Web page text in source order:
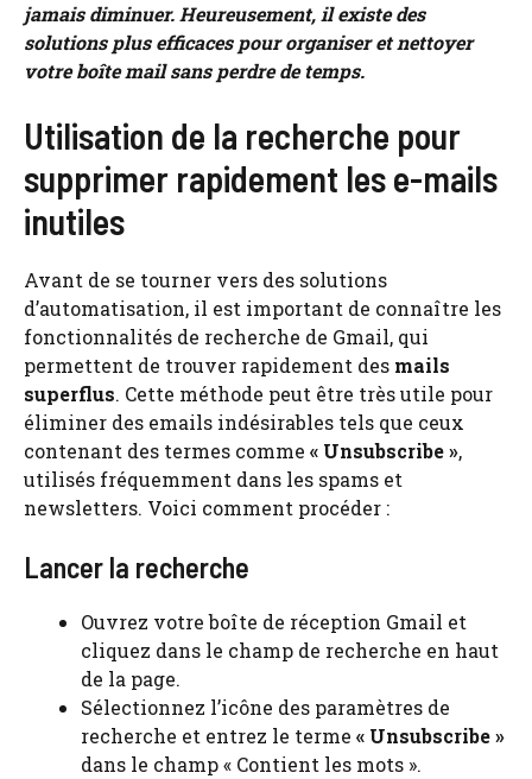
jamais diminuer. Heureusement, il existe des
solutions plus efficaces pour organiser et nettoyer
votre boîte mail sans perdre de temps.
Utilisation de la recherche pour
supprimer rapidement les e-mails
inutiles
Avant de se tourner vers des solutions
d’automatisation, il est important de connaître les
fonctionnalités de recherche de Gmail, qui
permettent de trouver rapidement des mails
superflus. Cette méthode peut être très utile pour
éliminer des emails indésirables tels que ceux
contenant des termes comme « Unsubscribe »,
utilisés fréquemment dans les spams et
newsletters. Voici comment procéder :
Lancer la recherche
Ouvrez votre boîte de réception Gmail et
cliquez dans le champ de recherche en haut
de la page.
Sélectionnez l’icône des paramètres de
recherche et entrez le terme « Unsubscribe »
dans le champ « Contient les mots ».